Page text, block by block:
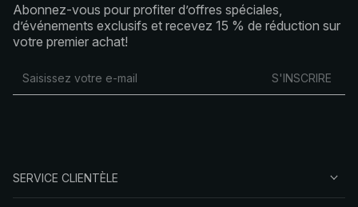
Abonnez-vous pour profiter d’offres spéciales,
d’événements exclusifs et recevez 15 % de réduction sur
votre premier achat!
S'INSCRIRE
SERVICE CLIENTÈLE